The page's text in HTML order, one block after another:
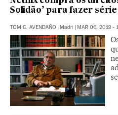
Solidão’ para fazer série
TOM C. AVENDAÑO | Madri | MAR 06, 2019 -